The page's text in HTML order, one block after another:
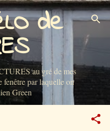
principalde
au gré de mes
par laquelle on
Green